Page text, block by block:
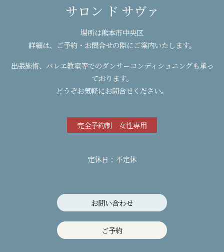
サロン ド サヴァ
場所は熊本市中央区
詳細は、ご予約・お問合せの際にご案内いたします。
出張施術、バレエ教室等でのダンサーコンディショニングも承っ
ております。
どうぞお気軽にお問合せください。
完全予約制 女性専用
定休日：不定休
お問い合わせ
ご予約